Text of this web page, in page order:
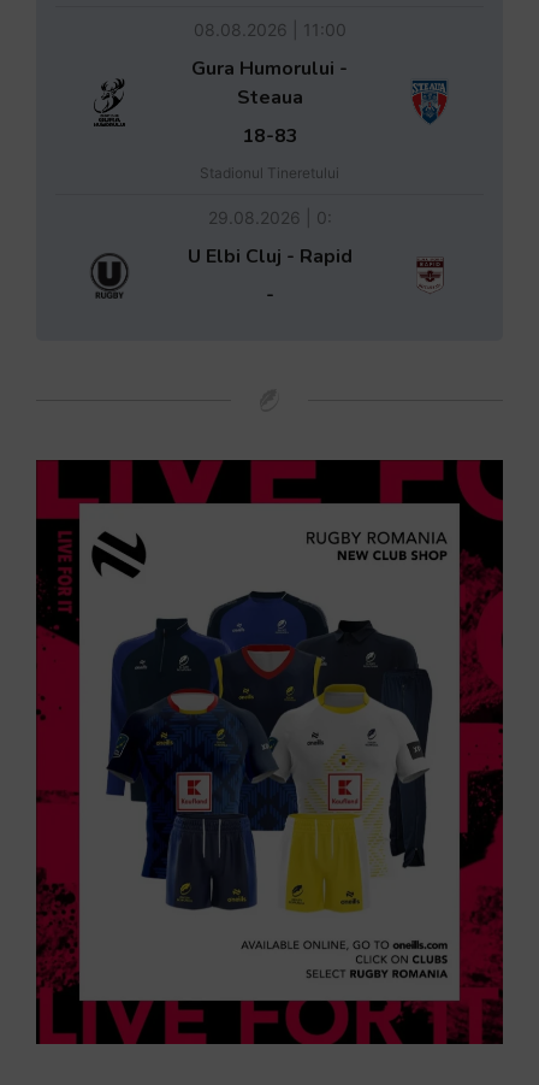
08.08.2026 | 11:00
Gura Humorului -
Steaua
18-83
Stadionul Tineretului
29.08.2026 | 0:
U Elbi Cluj - Rapid
-